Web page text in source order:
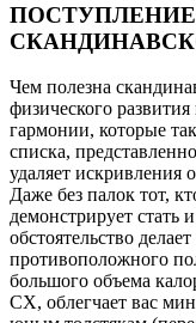
Чем полезна
физического
гармонии, которые
списка,
удаляет искривления
Даже без палок тот,
демонстрирует стать
обстоятельство
противоположного
большого объема
СХ, облегчает вас